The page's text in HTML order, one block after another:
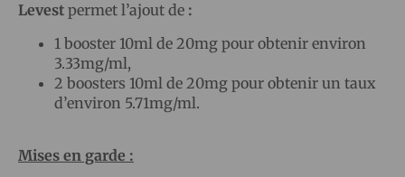
Levest permet l’ajout de :
1 booster 10ml de 20mg pour obtenir environ
3.33mg/ml,
2 boosters 10ml de 20mg pour obtenir un taux
d’environ 5.71mg/ml.
Mises en garde :